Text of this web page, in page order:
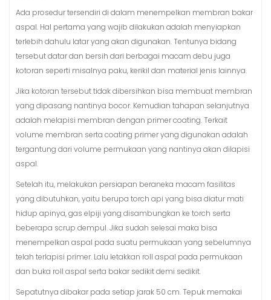
Ada prosedur tersendiri di dalam menempelkan membran bakar
aspal. Hal pertama yang wajib dilakukan adalah menyiapkan
terlebih dahulu latar yang akan digunakan. Tentunya bidang
tersebut datar dan bersih dari berbagai macam debu juga
kotoran seperti misalnya paku, kerikil dan material jenis lainnya.
Jika kotoran tersebut tidak dibersihkan bisa membuat membran
yang dipasang nantinya bocor. Kemudian tahapan selanjutnya
adalah melapisi membran dengan primer coating. Terkait
volume membran serta coating primer yang digunakan adalah
tergantung dari volume permukaan yang nantinya akan dilapisi
aspal.
Setelah itu, melakukan persiapan beraneka macam fasilitas
yang dibutuhkan, yaitu berupa torch api yang bisa diatur mati
hidup apinya, gas elpiji yang disambungkan ke torch serta
beberapa scrup dempul. Jika sudah selesai maka bisa
menempelkan aspal pada suatu permukaan yang sebelumnya
telah terlapisi primer. Lalu letakkan roll aspal pada permukaan
dan buka roll aspal serta bakar sedikit demi sedikit.
Sepatutnya dibakar pada setiap jarak 50 cm. Tepuk memakai